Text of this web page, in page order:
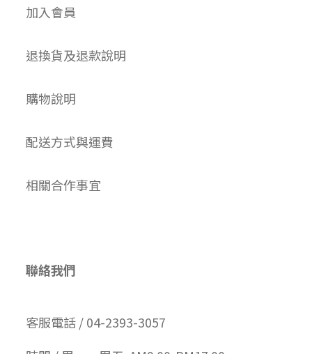
加入會員
退換貨及退款說明
購物說明
配送方式與運費
相關合作事宜
聯絡我們
客服電話 / 04-2393-3057